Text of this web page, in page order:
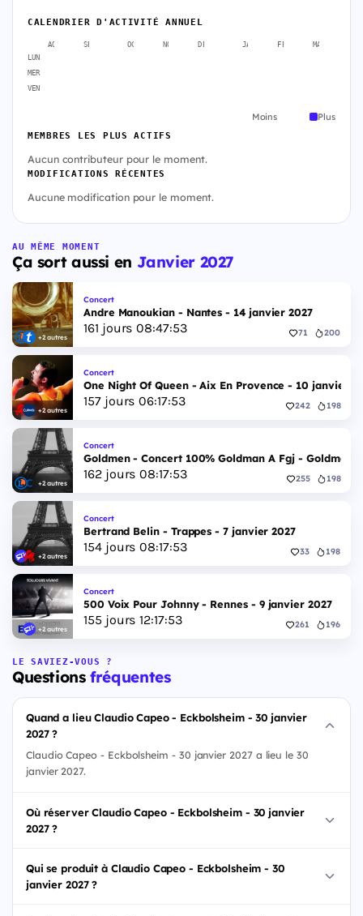
CALENDRIER D'ACTIVITÉ ANNUEL
AOÛT SEPT. OCT. NOV. DÉC. JANV. FÉVR. MARS
LUN
MER
VEN
Moins Plus
MEMBRES LES PLUS ACTIFS
Aucun contributeur pour le moment.
MODIFICATIONS RÉCENTES
Aucune modification pour le moment.
AU MÊME MOMENT
Ça sort aussi en Janvier 2027
+2 autres
Concert
Andre Manoukian - Nantes - 14 janvier 2027
161 jours 08:47:52 71 200
+2 autres
Concert
One Night Of Queen - Aix En Provence - 10 janvier
157jours 06:17:52 242 198
+2 autres
Concert
Goldmen - Concert 100% Goldman A Fgj - Goldmen
162jours 08:17:52 255 198
+2 autres
Concert
Bertrand Belin - Trappes - 7 janvier 2027
154jours 08:17:52 33 198
+2 autres
Concert
500 Voix Pour Johnny - Rennes - 9 janvier 2027
155 jours 12:17:52 261 196
LE SAVIEZ-VOUS ?
Questionsfréquentes
Quand a lieu Claudio Capeo - Eckbolsheim - 30 janvier
2027 ?
Claudio Capeo - Eckbolsheim - 30 janvier 2027 a lieu le 30
janvier 2027.
Où réserver Claudio Capeo - Eckbolsheim - 30 janvier
2027 ?
Qui se produit à Claudio Capeo - Eckbolsheim - 30
janvier 2027 ?